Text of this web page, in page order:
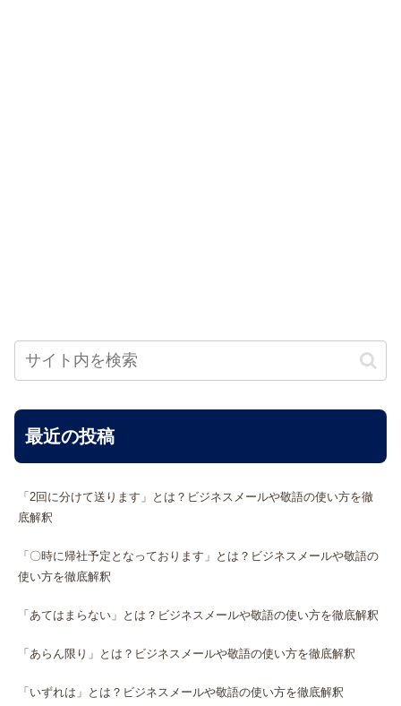
最近の投稿
「2回に分けて送ります」とは？ビジネスメールや敬語の使い方を徹
底解釈
「〇時に帰社予定となっております」とは？ビジネスメールや敬語の
使い方を徹底解釈
「あてはまらない」とは？ビジネスメールや敬語の使い方を徹底解釈
「あらん限り」とは？ビジネスメールや敬語の使い方を徹底解釈
「いずれは」とは？ビジネスメールや敬語の使い方を徹底解釈